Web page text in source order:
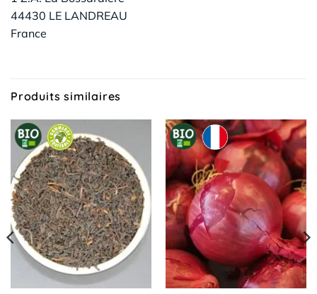
44430 LE LANDREAU
France
Produits similaires